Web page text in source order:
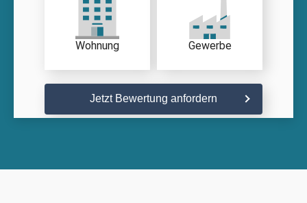
Wohnung Gewerbe
Jetzt Bewertung anfordern